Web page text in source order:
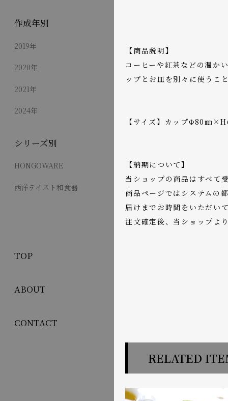
TOP
ABOUT
CONTACT
作成年別
2019年
2020年
2021年
2024年
シリーズ別
HONGOWARE
西洋テイスト和食器
【商品説明】
コーヒーや紅茶などの温か
ップとお皿を別々に使うこ
【サイズ】カップΦ80㎜
【納期について】
当ショップの商品はすべて
商品ページではシステムの
届けまでお時間をいただい
注文確定後、当ショップよ
RELATED